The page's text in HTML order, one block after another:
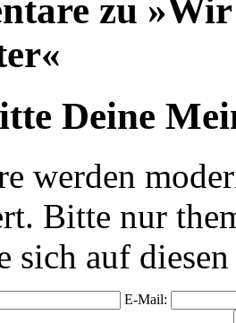
zu
Deine
werden
Bitte nur
sich auf
E-Mail: